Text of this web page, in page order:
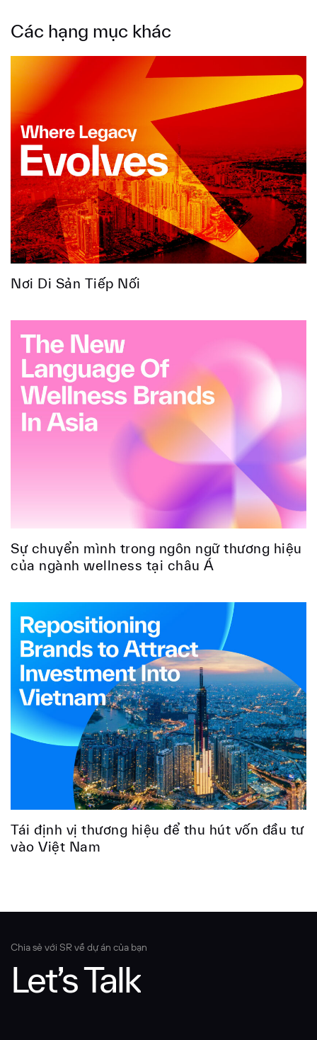
Các hạng mục khác
Nơi Di Sản Tiếp Nối
Sự chuyển mình trong ngôn ngữ thương hiệu
của ngành wellness tại châu Á
Tái định vị thương hiệu để thu hút vốn đầu tư
vào Việt Nam
Chia sẻ với SR về dự án của bạn
Let’s Talk